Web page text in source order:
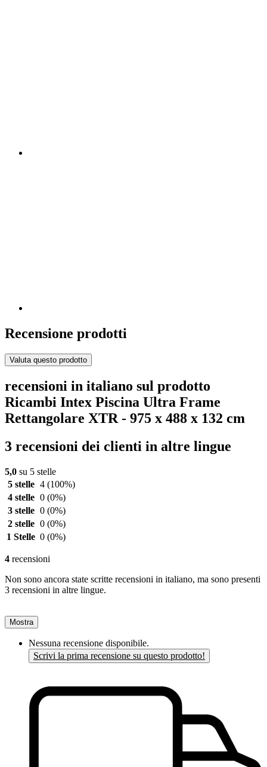
Recensione prodotti
Valuta questo prodotto
recensioni in italiano sul prodotto
Ricambi Intex Piscina Ultra Frame
Rettangolare XTR - 975 x 488 x 132 cm
3 recensioni dei clienti in altre lingue
5,0 su 5 stelle
5 stelle 4 (100%)
4 stelle 0 (0%)
3 stelle 0 (0%)
2 stelle 0 (0%)
1 Stelle 0 (0%)
4 recensioni
Non sono ancora state scritte recensioni in italiano, ma sono presenti
3 recensioni in altre lingue.
Mostra
Nessuna recensione disponibile.
Scrivi la prima recensione su questo prodotto!